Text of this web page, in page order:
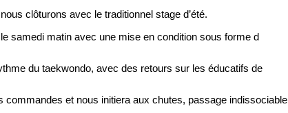
clôturons avec le traditionnel stage d’été.
samedi matin avec une mise en condition sous forme d
du taekwondo, avec des retours sur les éducatifs de
commandes et nous initiera aux chutes, passage indissociable